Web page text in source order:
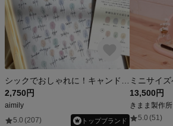
2,750円
aimily
5.0 (207) トップブランド
13,500円
きまま製作所
5.0 (51)